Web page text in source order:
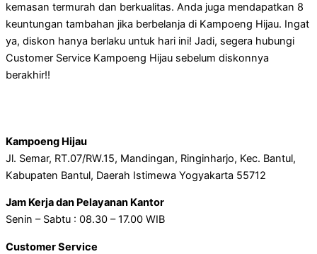
kemasan termurah dan berkualitas. Anda juga mendapatkan 8
keuntungan tambahan jika berbelanja di Kampoeng Hijau. Ingat
ya, diskon hanya berlaku untuk hari ini! Jadi, segera hubungi
Customer Service Kampoeng Hijau sebelum diskonnya
berakhir!!
Kampoeng Hijau
Jl. Semar, RT.07/RW.15, Mandingan, Ringinharjo, Kec. Bantul,
Kabupaten Bantul, Daerah Istimewa Yogyakarta 55712
Jam Kerja dan Pelayanan Kantor
Senin – Sabtu : 08.30 – 17.00 WIB
Customer Service